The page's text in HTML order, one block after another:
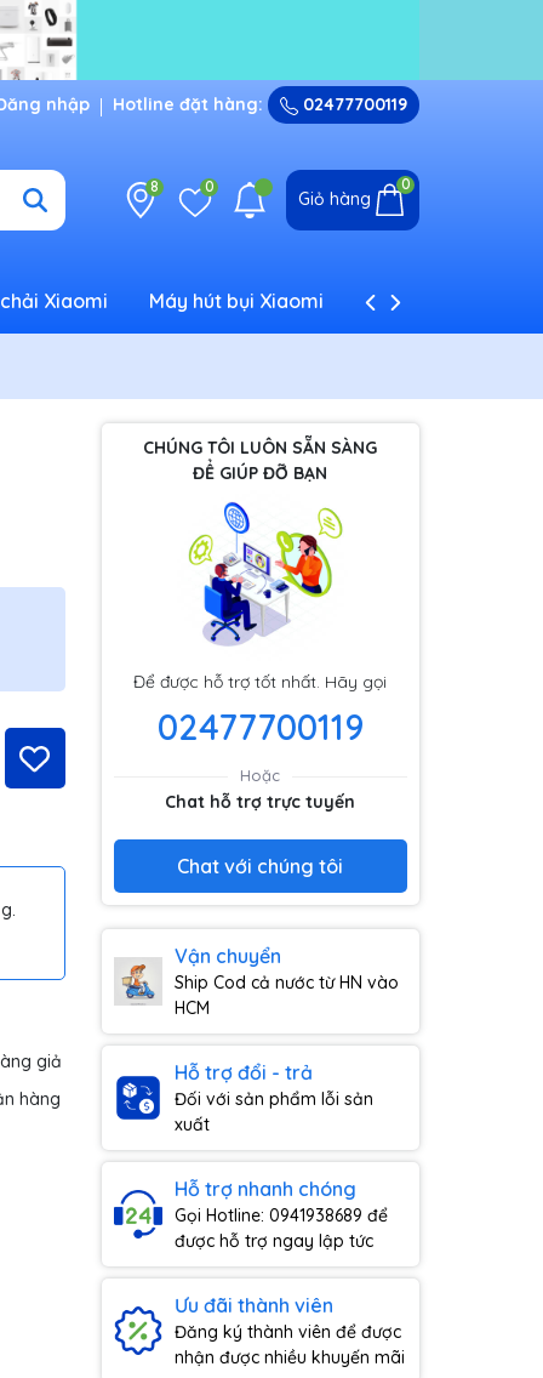
nhập Hotline đặt hàng: 02477700119
8 0
Giỏ hàng
0
Xiaomi Máy hút bụi Xiaomi Máy tạo ẩm Xiaomi
giả
hàng
CHÚNG TÔI LUÔN SẴN SÀNG
ĐỂ GIÚP ĐỠ BẠN
Để được hỗ trợ tốt nhất. Hãy gọi
02477700119
Hoặc
Chat hỗ trợ trực tuyến
Chat với chúng tôi
Vận chuyển
Ship Cod cả nước từ HN vào
HCM
Hỗ trợ đổi - trả
Đối với sản phẩm lỗi sản
xuất
Hỗ trợ nhanh chóng
Gọi Hotline: 0941938689 để
được hỗ trợ ngay lập tức
Ưu đãi thành viên
Đăng ký thành viên để được
nhận được nhiều khuyến mãi